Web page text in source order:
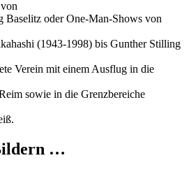
Baselitz oder One-Man-Shows von
(1943-1998) bis Gunther Stilling
Verein mit einem Ausflug in die
sowie in die Grenzbereiche
…